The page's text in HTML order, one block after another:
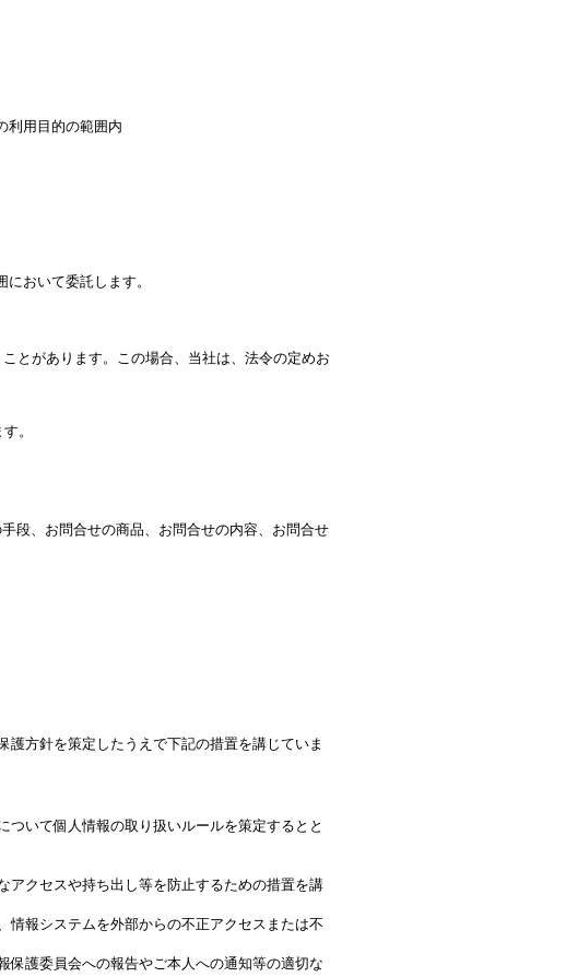
利用目的の範囲内
おいて委託します。
とがあります。この場合、当社は、法令の定めお
。
段、お問合せの商品、お問合せの内容、お問合せ
方針を策定したうえで下記の措置を講じていま
いて個人情報の取り扱いルールを策定するとと
アクセスや持ち出し等を防止するための措置を講
情報システムを外部からの不正アクセスまたは不
保護委員会への報告やご本人への通知等の適切な